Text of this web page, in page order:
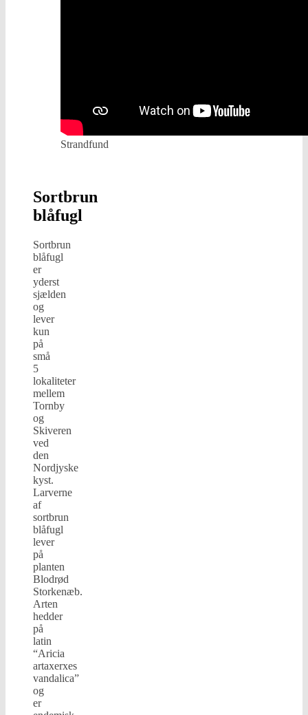
Strandfund
Sortbrun
blåfugl
Sortbrun
blåfugl
er
yderst
sjælden
og
lever
kun
på
små
5
lokaliteter
mellem
Tornby
og
Skiveren
ved
den
Nordjyske
kyst.
Larverne
af
sortbrun
blåfugl
lever
på
planten
Blodrød
Storkenæb.
Arten
hedder
på
latin
“Aricia
artaxerxes
vandalica”
og
er